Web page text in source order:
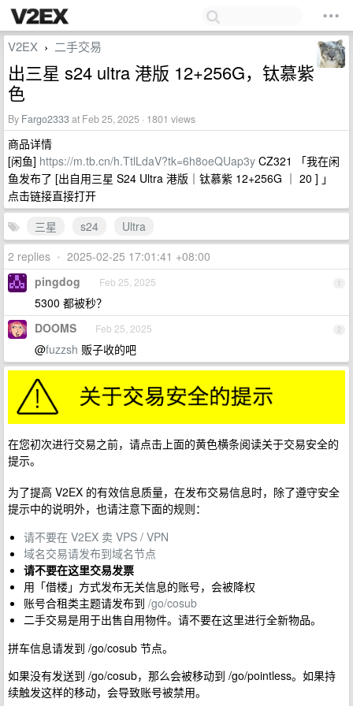
V2EX › 二手交易
出三星 s24 ultra 港版 12+256G，钛慕紫
色
By Fargo2333at Feb 25, 2025 · 1801 views
商品详情
[闲鱼] https://m.tb.cn/h.TtlLdaV?tk=6h8oeQUap3y CZ321 「我在闲
鱼发布了 [出自用三星 S24 Ultra 港版｜钛慕紫 12+256G ｜ 20 ] 」
点击链接直接打开
三星
s24
Ultra
2 replies • 2025-02-25 17:01:41 +08:00
1
pingdog Feb 25, 2025
5300 都被秒？
2
DOOMS Feb 25, 2025
@fuzzsh 贩子收的吧
在您初次进行交易之前，请点击上面的黄色横条阅读关于交易安全的
提示。
为了提高 V2EX 的有效信息质量，在发布交易信息时，除了遵守安全
提示中的说明外，也请注意下面的规则：
请不要在 V2EX 卖 VPS / VPN
域名交易请发布到域名节点
请不要在这里交易发票
用「借楼」方式发布无关信息的账号，会被降权
账号合租类主题请发布到 /go/cosub
二手交易是用于出售自用物件。请不要在这里进行全新物品。
拼车信息请发到 /go/cosub 节点。
如果没有发送到 /go/cosub，那么会被移动到 /go/pointless。如果持
续触发这样的移动，会导致账号被禁用。